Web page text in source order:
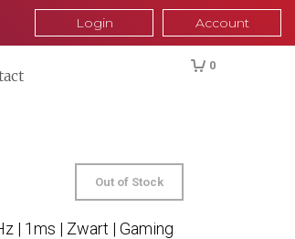
Login Account
0
Out of Stock
| 1ms | Zwart | Gaming